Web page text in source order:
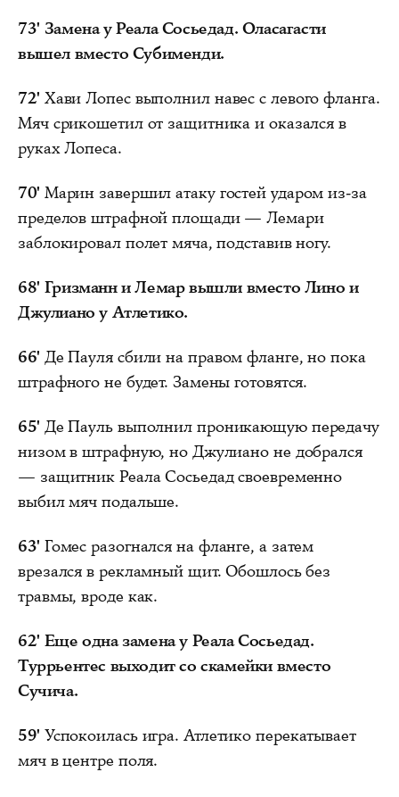
73' Замена у Реала Сосьедад. Оласагасти
вышел вместо Субименди.
72' Хави Лопес выполнил навес с левого фланга.
Мяч срикошетил от защитника и оказался в
руках Лопеса.
70' Марин завершил атаку гостей ударом из-за
пределов штрафной площади — Лемари
заблокировал полет мяча, подставив ногу.
68' Гризманн и Лемар вышли вместо Лино и
Джулиано у Атлетико.
66' Де Пауля сбили на правом фланге, но пока
штрафного не будет. Замены готовятся.
65' Де Пауль выполнил проникающую передачу
низом в штрафную, но Джулиано не добрался
— защитник Реала Сосьедад своевременно
выбил мяч подальше.
63' Гомес разогнался на фланге, а затем
врезался в рекламный щит. Обошлось без
травмы, вроде как.
62' Еще одна замена у Реала Сосьедад.
Туррьентес выходит со скамейки вместо
Сучича.
59' Успокоилась игра. Атлетико перекатывает
мяч в центре поля.